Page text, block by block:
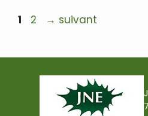
Navigation
Page
1 Page
2 → suivant